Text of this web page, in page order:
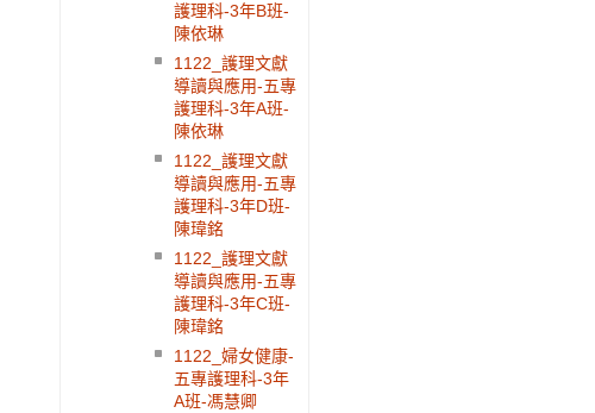
護理科-3年B班-
陳依琳
1122_護理文獻
導讀與應用-五專
護理科-3年A班-
陳依琳
1122_護理文獻
導讀與應用-五專
護理科-3年D班-
陳瑋銘
1122_護理文獻
導讀與應用-五專
護理科-3年C班-
陳瑋銘
1122_婦女健康-
五專護理科-3年
A班-馮慧卿